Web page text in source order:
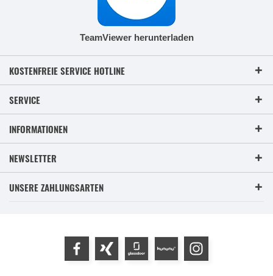
TeamViewer herunterladen
KOSTENFREIE SERVICE HOTLINE
SERVICE
INFORMATIONEN
NEWSLETTER
UNSERE ZAHLUNGSARTEN